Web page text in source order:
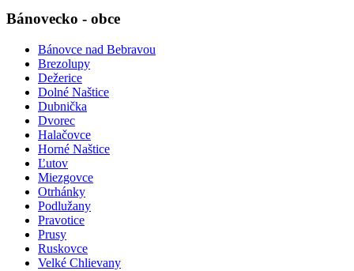
Bánovecko - obce
Bánovce nad Bebravou
Brezolupy
Dežerice
Dolné Naštice
Dubnička
Dvorec
Halačovce
Horné Naštice
Ľutov
Miezgovce
Otrhánky
Podlužany
Pravotice
Prusy
Ruskovce
Velké Chlievany